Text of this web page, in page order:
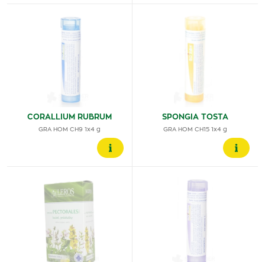
CORALLIUM RUBRUM
GRA HOM CH9 1x4 g
SPONGIA TOSTA
GRA HOM CH15 1x4 g